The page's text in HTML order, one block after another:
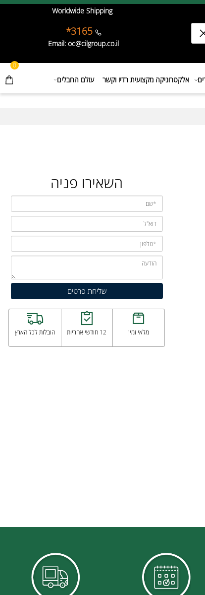
Worldwide Shipping
3165*
Email: oc@cilgroup.co.il
0
אלקטרוניקה מקצועית רדיו וקשר עולם החבלים
השאירו פניה
מלאי זמין 12 חודשי אחריות הובלות לכל הארץ